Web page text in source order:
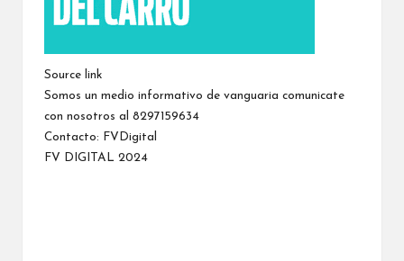
Source link
Somos un medio informativo de vanguaria comunicate
con nosotros al 8297159634
Contacto:
FVDigital
FV DIGITAL 2024